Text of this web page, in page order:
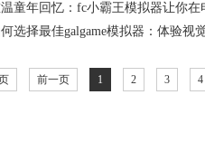
童年回忆：fc小霸王模拟器让你
选择最佳galgame模拟器：体验视
前一页 1 2 3 4